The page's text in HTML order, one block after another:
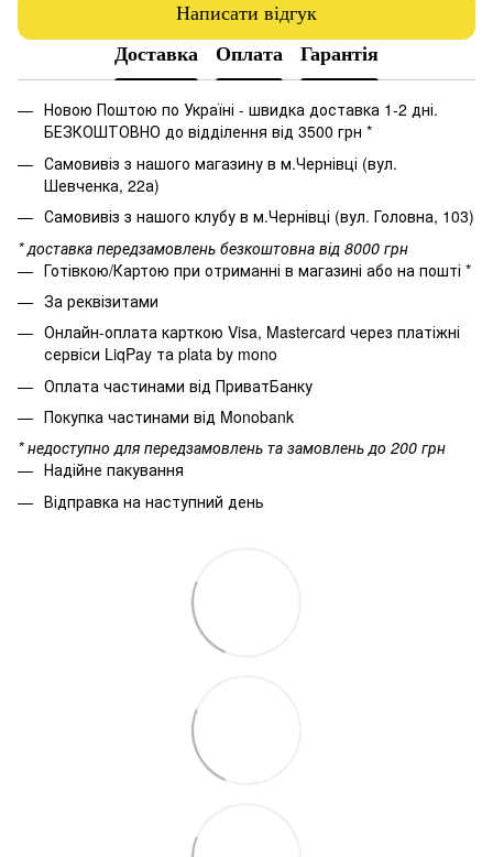
Написати відгук
Доставка
Оплата Гарантія
Новою Поштою по Україні - швидка доставка 1-2 дні.
БЕЗКОШТОВНО до відділення від 3500 грн *
Самовивіз з нашого магазину в м.Чернівці (вул.
Шевченка, 22а)
Самовивіз з нашого клубу в м.Чернівці (вул. Головна, 103)
* доставка передзамовлень безкоштовна від 8000 грн
Готівкою/Картою при отриманні в магазині або на пошті *
За реквізитами
Онлайн-оплата карткою Visa, Mastercard через платіжні
сервіси LiqPay та plata by mono
Оплата частинами від ПриватБанку
Покупка частинами від Monobank
* недоступно для передзамовлень та замовлень до 200 грн
Надійне пакування
Відправка на наступний день